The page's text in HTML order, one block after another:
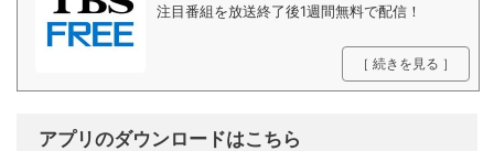
注目番組を放送終了後1週間無料で配信！
［ 続きを見る ］
アプリのダウンロードはこちら